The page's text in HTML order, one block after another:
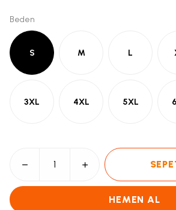
Beden
S M L
3XL 4XL 5XL
HEMEN AL